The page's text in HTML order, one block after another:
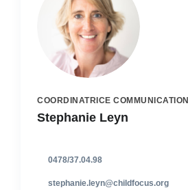
COORDINATRICE COMMUNICATION
Stephanie Leyn
0478/37.04.98
stephanie.leyn@childfocus.org